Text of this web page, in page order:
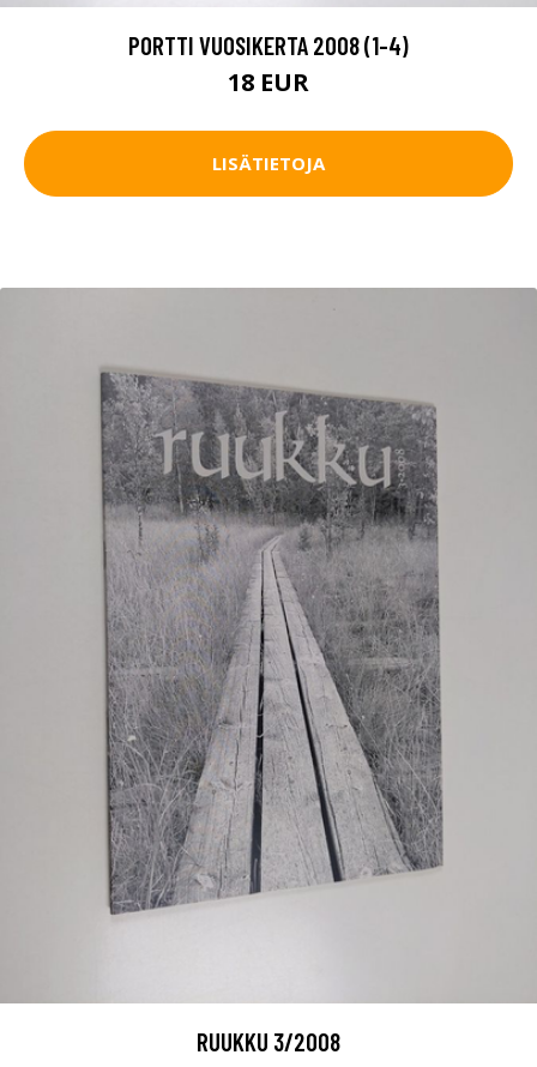
PORTTI VUOSIKERTA 2008 (1-4)
18 EUR
LISÄTIETOJA
RUUKKU 3/2008